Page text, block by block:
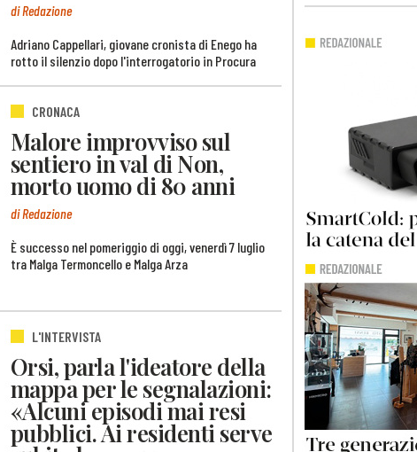
di Redazione
Adriano Cappellari, giovane cronista di Enego ha
rotto il silenzio dopo l'interrogatorio in Procura
CRONACA
Malore improvviso sul
sentiero in val di Non,
morto uomo di 80 anni
di Redazione
È successo nel pomeriggio di oggi, venerdì 7 luglio
tra Malga Termoncello e Malga Arza
L'INTERVISTA
Orsi, parla l'ideatore della
mappa per le segnalazioni:
«Alcuni episodi mai resi
pubblici. Ai residenti serve